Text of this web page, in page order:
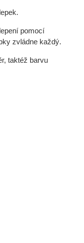
pomocí
zvládne každý.
taktéž barvu